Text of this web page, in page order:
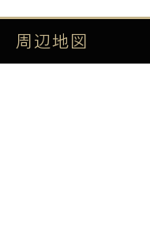
ク徒歩圏内です。
利便性だけでなく
す。
周辺地図